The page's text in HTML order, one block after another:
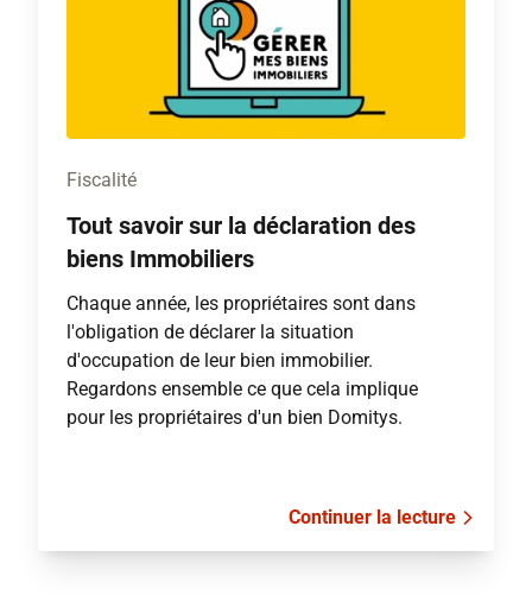
Fiscalité
Tout savoir sur la déclaration des
biens Immobiliers
Chaque année, les propriétaires sont dans
l'obligation de déclarer la situation
d'occupation de leur bien immobilier.
Regardons ensemble ce que cela implique
pour les propriétaires d'un bien Domitys.
Continuer la lecture